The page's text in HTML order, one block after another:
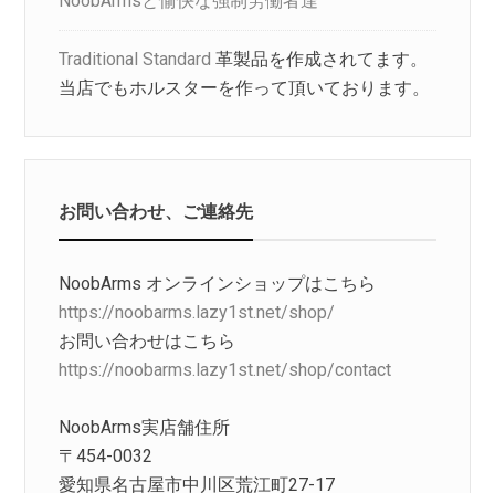
Traditional Standard 革製品を作成されてます。
当店でもホルスターを作って頂いております。
お問い合わせ、ご連絡先
NoobArms オンラインショップはこちら
https://noobarms.lazy1st.net/shop/
お問い合わせはこちら
https://noobarms.lazy1st.net/shop/contact
NoobArms実店舗住所
〒454-0032
愛知県名古屋市中川区荒江町27-17